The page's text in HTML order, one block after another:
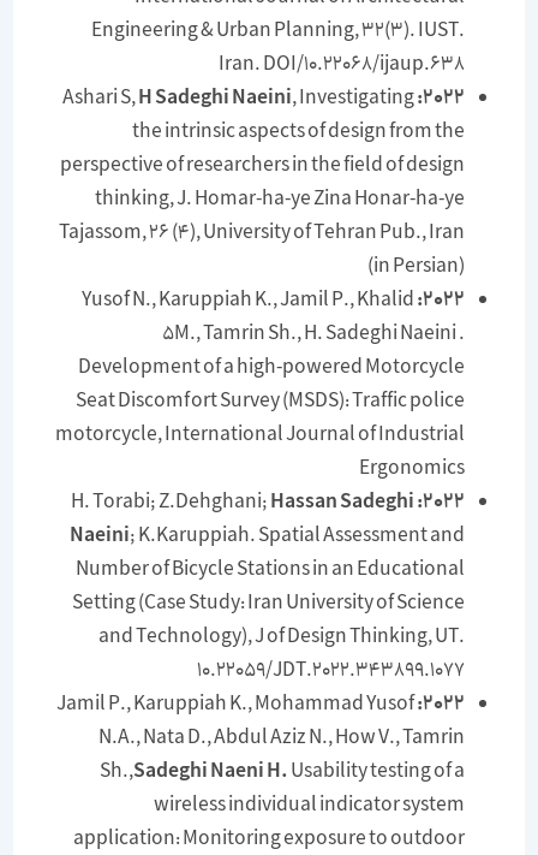
Engineering & Urban Planning, 32(3). IUST.
Iran. DOI/10.22068/ijaup.638
2022:
Ashari S,H Sadeghi Naeini, Investigating
the intrinsic aspects of design from the
perspective of researchers in the field of design
thinking, J. Homar-ha-ye Zina Honar-ha-ye
Tajassom, 26 (4), University of Tehran Pub., Iran
(in Persian)
2022:
Yusof N., Karuppiah K., Jamil P., Khalid
5M., Tamrin Sh., H. Sadeghi Naeini .
Development of a high-powered Motorcycle
Seat Discomfort Survey (MSDS): Traffic police
motorcycle, International Journal of Industrial
Ergonomics
2022:
H. Torabi; Z.Dehghani;
Hassan Sadeghi
Naeini; K.Karuppiah. Spatial Assessment and
Number of Bicycle Stations in an Educational
Setting (Case Study: Iran University of Science
and Technology), J of Design Thinking, UT.
10.22059/JDT.2022.343899.1077
2022:
Jamil P., Karuppiah K., Mohammad Yusof
N.A., Nata D., Abdul Aziz N., How V., Tamrin
Sh.,Sadeghi Naeni H.Usability testing of a
wireless individual indicator system
application: Monitoring exposure to outdoor